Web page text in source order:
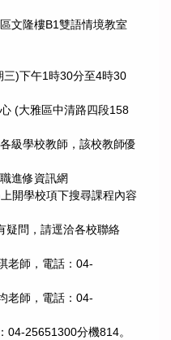
文隆樓B1雙語情境教室
三)下午1時30分至4時30
(大雅區中清路四段158
級學校教師，該校教師優
進修資訊網
開學校項下搜尋課程內容
疑問，請逕洽各校聯絡
老師，電話：04-
老師，電話：04-
04-25651300分機814。